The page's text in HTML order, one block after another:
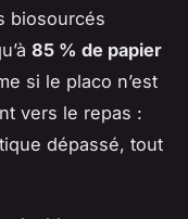
biosourcés
85 % de papier
si le placo n’est
vers le repas :
dépassé, tout